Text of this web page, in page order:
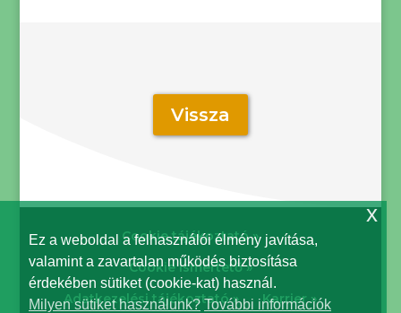
Ez a weboldal a felhasználói élmény javítása,
valamint a zavartalan működés biztosítása
érdekében sütiket (cookie-kat) használ.
Milyen sütiket használunk? További információk
x
Vissza
Cookie tájékoztató »
Cookie ismertető »
Adatkezelési tájékoztató »
Karrier »